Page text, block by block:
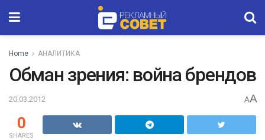
Home АНАЛИТИКА
Обман зрения: война брендов
20.03.2012 AA
0
SHARES